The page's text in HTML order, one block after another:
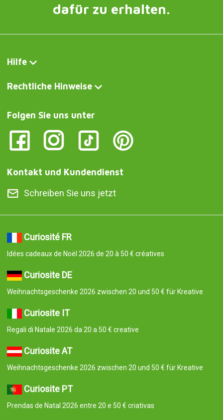
dafür zu erhalten.
Hilfe
Rechtliche Hinweise
Folgen Sie uns unter
Kontakt und Kundendienst
Schreiben Sie uns jetzt
Curiosité FR
Idées cadeaux de Noël 2026 de 20 à 50 € créatives
Curiosite DE
Weihnachtsgeschenke 2026 zwischen 20 und 50 € für Kreative
Curiosite IT
Regali di Natale 2026 da 20 a 50 € creative
Curiosite AT
Weihnachtsgeschenke 2026 zwischen 20 und 50 € für Kreative
Curiosite PT
Prendas de Natal 2026 entre 20 e 50 € criativas